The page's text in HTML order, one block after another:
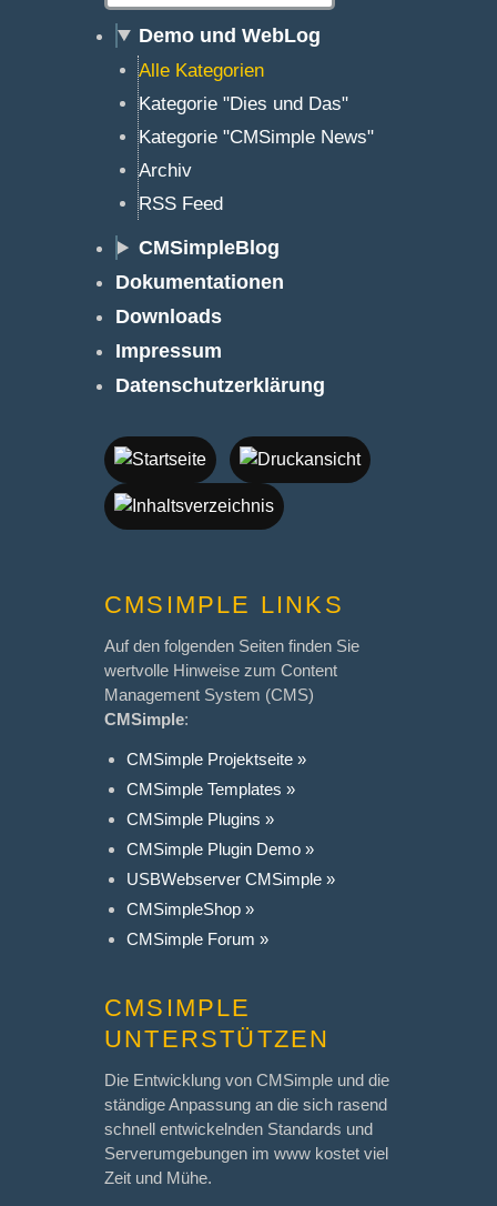
Demo und WebLog
Alle Kategorien
Kategorie "Dies und Das"
Kategorie "CMSimple News"
Archiv
RSS Feed
CMSimpleBlog
Dokumentationen
Downloads
Impressum
Datenschutzerklärung
CMSIMPLE LINKS
Auf den folgenden Seiten finden Sie
wertvolle Hinweise zum Content
Management System (CMS)
CMSimple:
CMSimple Projektseite »
CMSimple Templates »
CMSimple Plugins »
CMSimple Plugin Demo »
USBWebserver CMSimple »
CMSimpleShop »
CMSimple Forum »
CMSIMPLE
UNTERSTÜTZEN
Die Entwicklung von CMSimple und die
ständige Anpassung an die sich rasend
schnell entwickelnden Standards und
Serverumgebungen im www kostet viel
Zeit und Mühe.